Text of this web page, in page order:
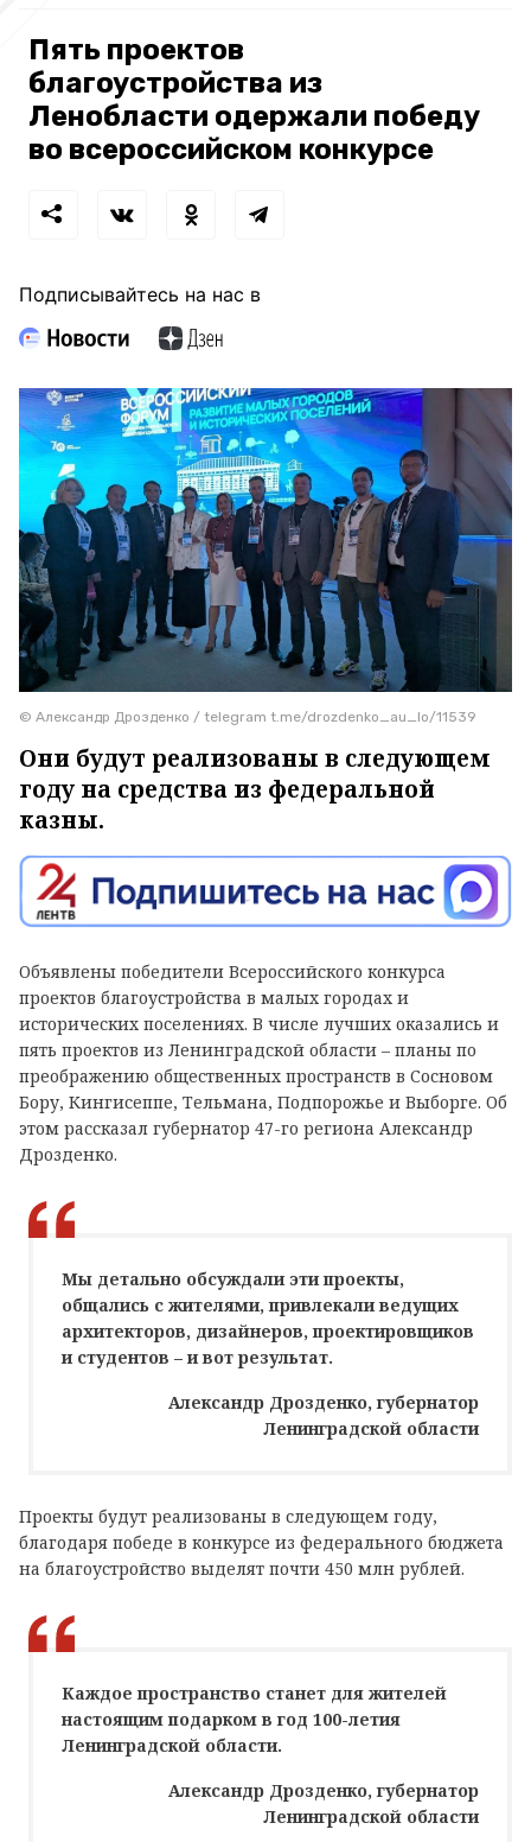
Пять проектов
благоустройства из
Ленобласти одержали победу
во всероссийском конкурсе
Подписывайтесь на нас в
© Александр Дрозденко / telegram t.me/drozdenko_au_lo/11539
Они будут реализованы в следующем
году на средства из федеральной
казны.
Объявлены победители Всероссийского конкурса
проектов благоустройства в малых городах и
исторических поселениях. В числе лучших оказались и
пять проектов из Ленинградской области – планы по
преображению общественных пространств в Сосновом
Бору, Кингисеппе, Тельмана, Подпорожье и Выборге. Об
этом рассказал губернатор 47-го региона Александр
Дрозденко.
Мы детально обсуждали эти проекты,
общались с жителями, привлекали ведущих
архитекторов, дизайнеров, проектировщиков
и студентов – и вот результат.
Александр Дрозденко, губернатор
Ленинградской области
Проекты будут реализованы в следующем году,
благодаря победе в конкурсе из федерального бюджета
на благоустройство выделят почти 450 млн рублей.
Каждое пространство станет для жителей
настоящим подарком в год 100-летия
Ленинградской области.
Александр Дрозденко, губернатор
Ленинградской области